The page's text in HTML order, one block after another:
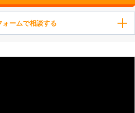
ォームで相談する